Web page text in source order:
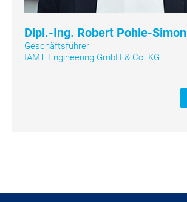
Dipl.-Ing. Robert Pohle-Simon
Geschäftsführer
IAMT Engineering GmbH & Co. KG